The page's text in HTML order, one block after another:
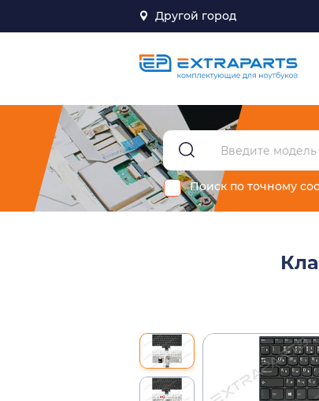
Другой город
Поиск по точному